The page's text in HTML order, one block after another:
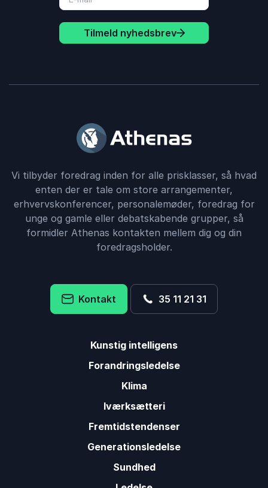
Tilmeld nyhedsbrev
Vi tilbyder foredrag inden for alle prisklasser, så hvad
enten der er tale om store arrangementer,
erhvervskonferencer, personalemøder, foredrag for
unge og gamle eller debatskabende grupper, så
formidler Athenas kontakten mellem dig og din
foredragsholder.
Kontakt 35 11 21 31
Kunstig intelligens
Forandringsledelse
Klima
Iværksætteri
Fremtidstendenser
Generationsledelse
Sundhed